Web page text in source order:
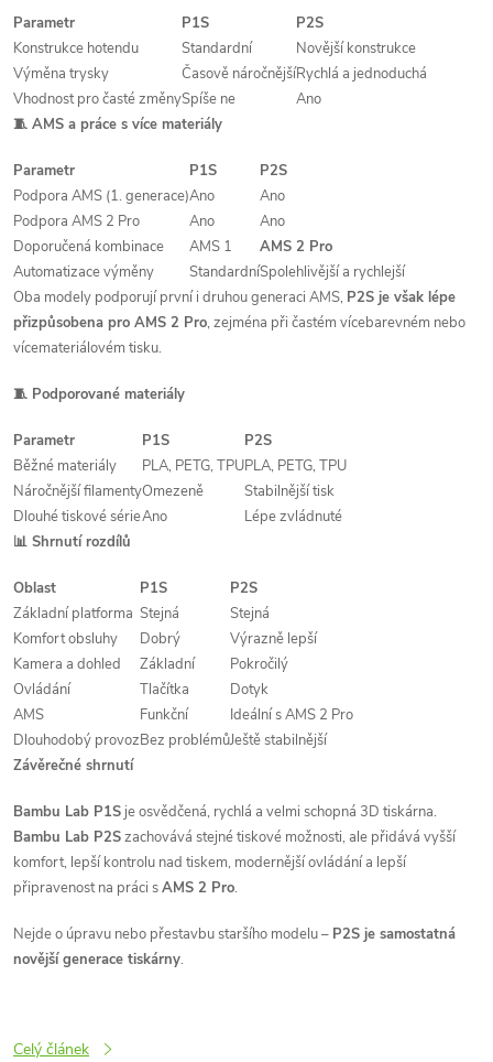
Parametr P1S
P2S
Konstrukce hotendu
Standardní
Novější konstrukce
Výměna trysky
Časově náročnějšíRychlá a jednoduchá
Vhodnost pro časté změnySpíše ne
Ano
🧵 AMS a práce s více materiály
Parametr P1S
P2S
Podpora AMS (1. generace)Ano
Ano
Podpora AMS 2 Pro
Ano
Ano
Doporučená kombinace
AMS 1
AMS 2 Pro
Automatizace výměny
StandardníSpolehlivější a rychlejší
Oba modely podporují první i druhou generaci AMS, P2S je však lépe
přizpůsobena pro AMS 2 Pro, zejména při častém vícebarevném nebo
vícemateriálovém tisku.
🧵 Podporované materiály
Parametr P1S
P2S
Běžné materiály
PLA, PETG, TPUPLA, PETG, TPU
Náročnější filamentyOmezeně
Stabilnější tisk
Dlouhé tiskové sérieAno
Lépe zvládnuté
📊 Shrnutí rozdílů
Oblast P1S
P2S
Základní platforma Stejná
Stejná
Komfort obsluhy
Dobrý
Výrazně lepší
Kamera a dohled
Základní
Pokročilý
Ovládání
Tlačítka
Dotyk
AMS
Funkční
Ideální s AMS 2 Pro
Dlouhodobý provozBez problémůJeště stabilnější
Závěrečné shrnutí
Bambu Lab P1S je osvědčená, rychlá a velmi schopná 3D tiskárna.
Bambu Lab P2Szachovává stejné tiskové možnosti, ale přidává vyšší
komfort, lepší kontrolu nad tiskem, modernější ovládání a lepší
připravenost na práci sAMS 2 Pro.
Nejde o úpravu nebo přestavbu staršího modelu – P2S je samostatná
novější generace tiskárny.
Celý článek